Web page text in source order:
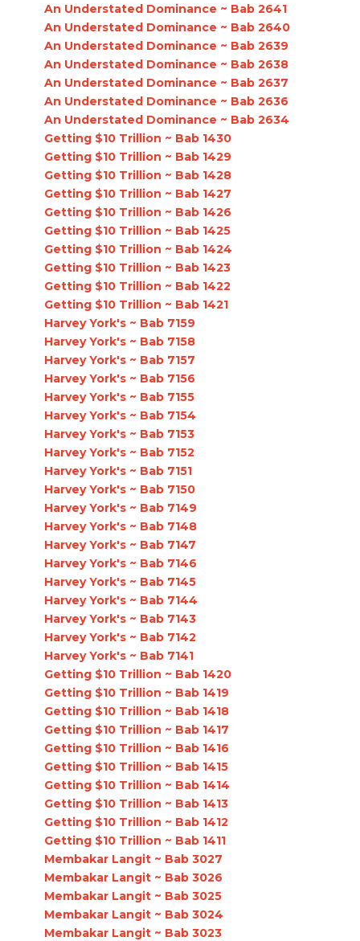
An Understated Dominance ~ Bab 2641
An Understated Dominance ~ Bab 2640
An Understated Dominance ~ Bab 2639
An Understated Dominance ~ Bab 2638
An Understated Dominance ~ Bab 2637
An Understated Dominance ~ Bab 2636
An Understated Dominance ~ Bab 2634
Getting $10 Trillion ~ Bab 1430
Getting $10 Trillion ~ Bab 1429
Getting $10 Trillion ~ Bab 1428
Getting $10 Trillion ~ Bab 1427
Getting $10 Trillion ~ Bab 1426
Getting $10 Trillion ~ Bab 1425
Getting $10 Trillion ~ Bab 1424
Getting $10 Trillion ~ Bab 1423
Getting $10 Trillion ~ Bab 1422
Getting $10 Trillion ~ Bab 1421
Harvey York's ~ Bab 7159
Harvey York's ~ Bab 7158
Harvey York's ~ Bab 7157
Harvey York's ~ Bab 7156
Harvey York's ~ Bab 7155
Harvey York's ~ Bab 7154
Harvey York's ~ Bab 7153
Harvey York's ~ Bab 7152
Harvey York's ~ Bab 7151
Harvey York's ~ Bab 7150
Harvey York's ~ Bab 7149
Harvey York's ~ Bab 7148
Harvey York's ~ Bab 7147
Harvey York's ~ Bab 7146
Harvey York's ~ Bab 7145
Harvey York's ~ Bab 7144
Harvey York's ~ Bab 7143
Harvey York's ~ Bab 7142
Harvey York's ~ Bab 7141
Getting $10 Trillion ~ Bab 1420
Getting $10 Trillion ~ Bab 1419
Getting $10 Trillion ~ Bab 1418
Getting $10 Trillion ~ Bab 1417
Getting $10 Trillion ~ Bab 1416
Getting $10 Trillion ~ Bab 1415
Getting $10 Trillion ~ Bab 1414
Getting $10 Trillion ~ Bab 1413
Getting $10 Trillion ~ Bab 1412
Getting $10 Trillion ~ Bab 1411
Membakar Langit ~ Bab 3027
Membakar Langit ~ Bab 3026
Membakar Langit ~ Bab 3025
Membakar Langit ~ Bab 3024
Membakar Langit ~ Bab 3023